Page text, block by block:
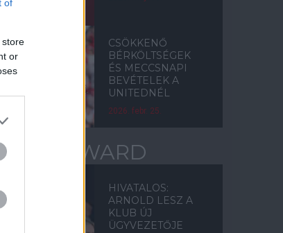
of
store
or
CSÖKKENŐ
BÉRKÖLTSÉGEK
ÉS MECCSNAPI
BEVÉTELEK A
UNITEDNÉL
2026. febr. 25.
WOODWARD
HIVATALOS:
ARNOLD LESZ A
KLUB ÚJ
ÜGYVEZETŐJE